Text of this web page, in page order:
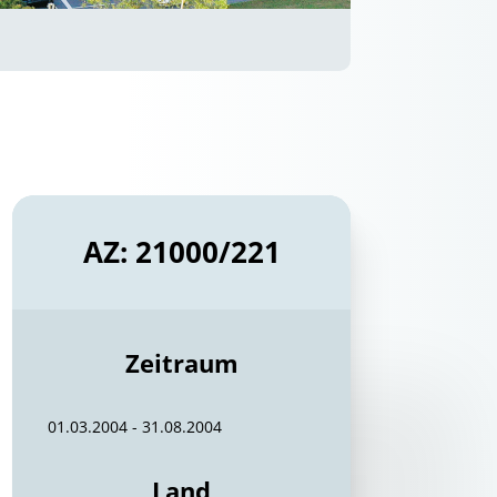
AZ: 21000/221
Zeitraum
01.03.2004 - 31.08.2004
Land